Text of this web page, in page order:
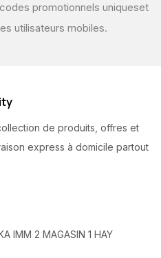
promotionnels uniqueset
utilisateurs mobiles.
de produits, offres et
express à domicile partout
IMM 2 MAGASIN 1 HAY